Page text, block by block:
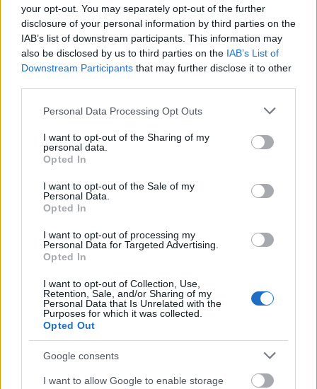
your opt-out. You may separately opt-out of the further
disclosure of your personal information by third parties on the
IAB’s list of downstream participants. This information may
also be disclosed by us to third parties on the IAB’s List of
Downstream Participants that may further disclose it to other
Please note that this website/app uses one or more Google
not limited to your visit or usage behaviour. You may click to
grant or deny consent to Google and its third-party tags to
use your data for below specified purposes in below Google
consent section.
Personal Data Processing Opt Outs
I want to opt-out of the Sharing of my
personal data.
Opted In
I want to opt-out of the Sale of my
Personal Data.
Opted In
I want to opt-out of processing my
Personal Data for Targeted Advertising.
Opted In
I want to opt-out of Collection, Use,
Retention, Sale, and/or Sharing of my
Personal Data that Is Unrelated with the
Purposes for which it was collected.
Opted Out
Google consents
I want to allow Google to enable storage
Rusznyák Csaba•2014. április 04.
(spoilermentes) A harmadik évad egy gyomrossal
(vörös nász) és egy katarzissal (mhysa) búcsúzott,
úgyhogy a negyediknek van hol felvennie a fonalat.
Az első részhez (amit egy exkluzív, premier előtti
vetítésen láthattunk) többé-kevésbé leírhatnám
The Walking Dead: 4. évad